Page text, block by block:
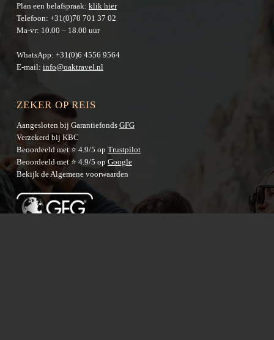
Plan een belafspraak: klik hier
Telefoon: +31(0)70 701 37 02
Ma-vr: 10.00 – 18.00 uur
WhatsApp: +31(0)6 4556 9564
E-mail: info@oaktravel.nl
ZEKER OP REIS
Aangesloten bij Garantiefonds GFG
Verzekerd bij KBC
Beoordeeld met ⭐ 4.9/5 op Trustpilot
Beoordeeld met ⭐ 4.9/5 op Google
Bekijk de Algemene voorwaarden